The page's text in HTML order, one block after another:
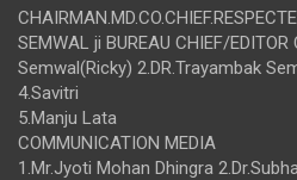
SEMWAL ji BUREAU CHIEF/
Semwal(Ricky) 2.DR.Trayambak
4.Savitri
5.Manju Lata
COMMUNICATION MEDIA
1.Mr.Jyoti Mohan Dhingra